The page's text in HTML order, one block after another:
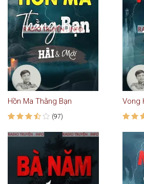
Hồn Ma Thằng Bạn
(97)